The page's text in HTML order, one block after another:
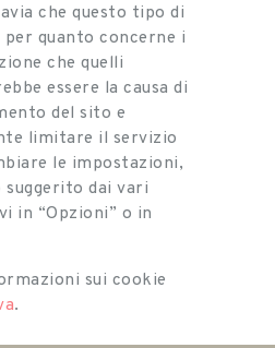
che questo tipo di
quanto concerne i
che quelli
essere la causa di
del sito e
limitare il servizio
le impostazioni,
dai vari
in “Opzioni” o in
sui cookie
.